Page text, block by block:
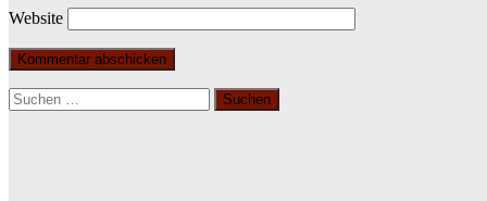
Website
Suchen
nach: